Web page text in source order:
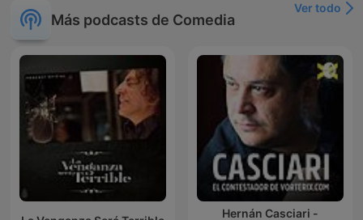
Más podcasts de Comedia
Ver todo
Hernán Casciari -